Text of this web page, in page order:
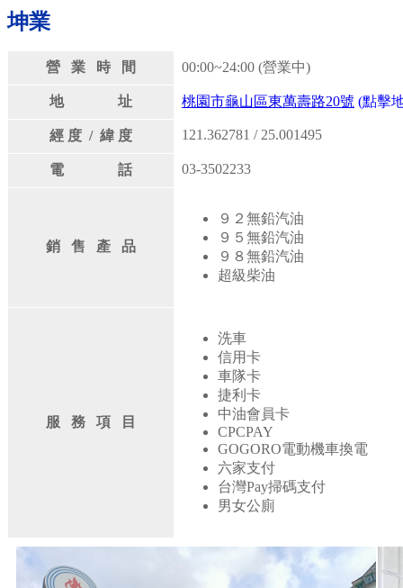
坤業
營 業 時 間 00:00~24:00 (營業中)
地 址 桃園市龜山區東萬壽路20號 (點擊
經 度 / 緯 度 121.362781 / 25.001495
電 話 03-3502233
銷 售 產 品
９２無鉛汽油
９５無鉛汽油
９８無鉛汽油
超級柴油
服 務 項 目
洗車
信用卡
車隊卡
捷利卡
中油會員卡
CPCPAY
GOGORO電動機車換電
六家支付
台灣Pay掃碼支付
男女公廁